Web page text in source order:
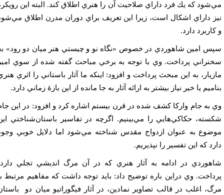
كه يك فرد داراي صلاحيت آن را هنري اطلاق كند. البته اين رويكرد
داراي اشكال است،‌ زيرا اين تعريف براي دوران مدرن اطلاق مي‌شود
دارد.
امين شاهوردي در خصوص «نگاه نو و چيستي هنر ميان دو رود» به
پرداخت. وي با توجه به برخي مباحث گفته شده از سوي امير
به اين مبحث پرداخت و افزود: اينكه ما آثار باستاني را اثري هنري
يا خير نياز بيشتر به ارائه آثار به جا مانده از اين بازۀ زماني دارد.
به جام واركا كشف شده در قرن بيستم اشاره كرد و افزود: در اين جام
حكاكي‌هايي را مي‌بينيم. اگرچه در تفاسير باستان‌شناختي اين
به عنوان ازدواج مقدس شناخته مي‌شود اما دلايل خوبي وجود
كه اين تفسير را نپذيريم.
در ادامه به آثار هنري كه در آ‌ن مر‌گ انديشي تجلي دارد،
وي دراين باره توضيح داد: بايد توجه داشت كه مفاهيم مرتبط با
اغلب در قالب تصاوير نمادين، در آثار فيگوراتيو ميان دو باستان